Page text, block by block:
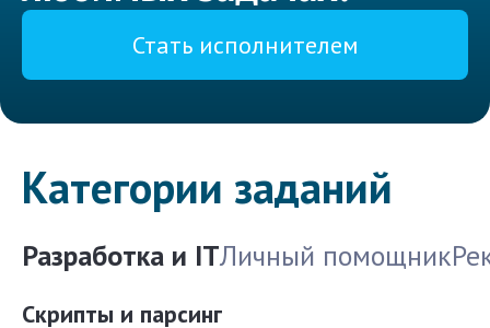
Стать исполнителем
Категории заданий
Разработка и ITЛичный помощник
Скрипты и парсинг